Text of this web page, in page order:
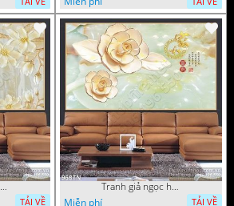
Tranh giả ngọc hoa nền gạch
TẢI VỀ
Tranh giả ngọc hoa mai thư pháp
Miễn phí
TẢI VỀ